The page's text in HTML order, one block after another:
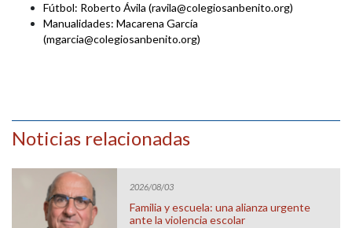
Fútbol: Roberto Ávila (ravila@colegiosanbenito.org)
Manualidades: Macarena García
(mgarcia@colegiosanbenito.org)
Noticias relacionadas
2026/08/03
Familia y escuela: una alianza urgente
ante la violencia escolar